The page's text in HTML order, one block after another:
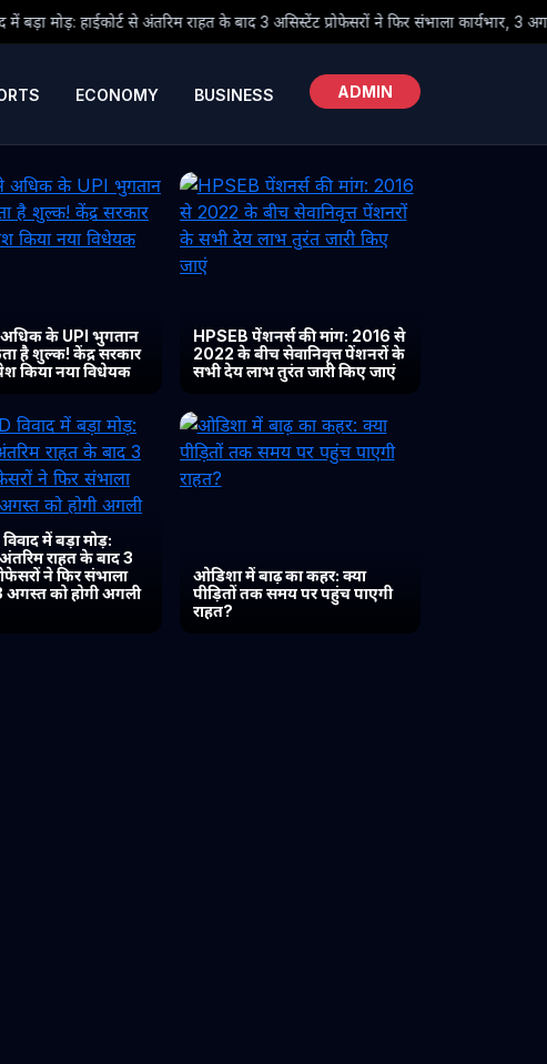
के बाद 3 असिस्टेंट प्रोफेसरों ने फिर संभाला कार्यभार, 3 अगस्त को होगी अगली सुनवाई
ECONOMY BUSINESS ADMIN
के UPI भुगतान
है शुल्क! केंद्र सरकार
किया नया विधेयक
HPSEB पेंशनर्स की मांग: 2016 से
2022 के बीच सेवानिवृत्त पेंशनरों के
सभी देय लाभ तुरंत जारी किए जाएं
में बड़ा मोड़:
अंतरिम राहत के बाद 3
ने फिर संभाला
अगस्त को होगी अगली
ओडिशा में बाढ़ का कहर: क्या
पीड़ितों तक समय पर पहुंच पाएगी
राहत?